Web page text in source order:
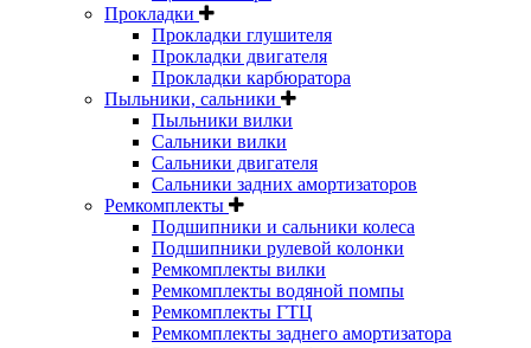
Прокладки
Прокладки глушителя
Прокладки двигателя
Прокладки карбюратора
Пыльники, сальники
Пыльники вилки
Сальники вилки
Сальники двигателя
Сальники задних амортизаторов
Ремкомплекты
Подшипники и сальники колеса
Подшипники рулевой колонки
Ремкомплекты вилки
Ремкомплекты водяной помпы
Ремкомплекты ГТЦ
Ремкомплекты заднего амортизатора